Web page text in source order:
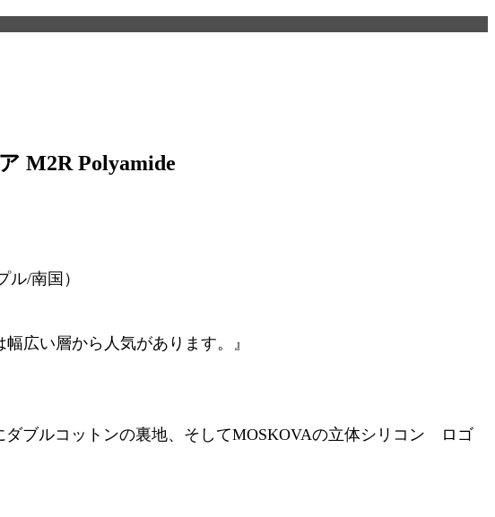
M2R Polyamide
ル/南国）
広い層から人気があります。』
ブルコットンの裏地、そしてMOSKOVAの立体シリコン ロゴ